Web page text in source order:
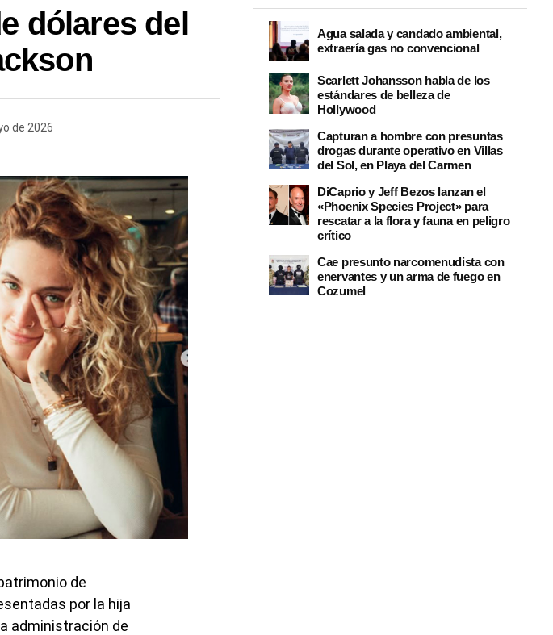
dólares del
de 2026
de
por la hija
administración de
Agua salada y candado ambiental,
extraería gas no convencional
Scarlett Johansson habla de los
estándares de belleza de
Hollywood
Capturan a hombre con presuntas
drogas durante operativo en Villas
del Sol, en Playa del Carmen
DiCaprio y Jeff Bezos lanzan el
«Phoenix Species Project» para
rescatar a la flora y fauna en peligro
crítico
Cae presunto narcomenudista con
enervantes y un arma de fuego en
Cozumel